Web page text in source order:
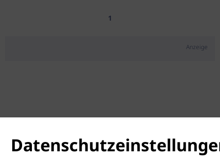
1
Anzeige